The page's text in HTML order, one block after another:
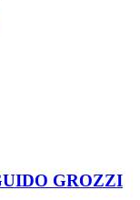
GROZZI